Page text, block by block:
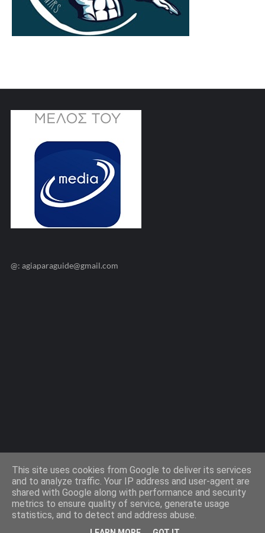
@: agiaparaguide@gmail.com
Design by -Templateify
This site uses cookies from Google to deliver its services
and to analyze traffic. Your IP address and user-agent are
shared with Google along with performance and security
metrics to ensure quality of service, generate usage
statistics, and to detect and address abuse.